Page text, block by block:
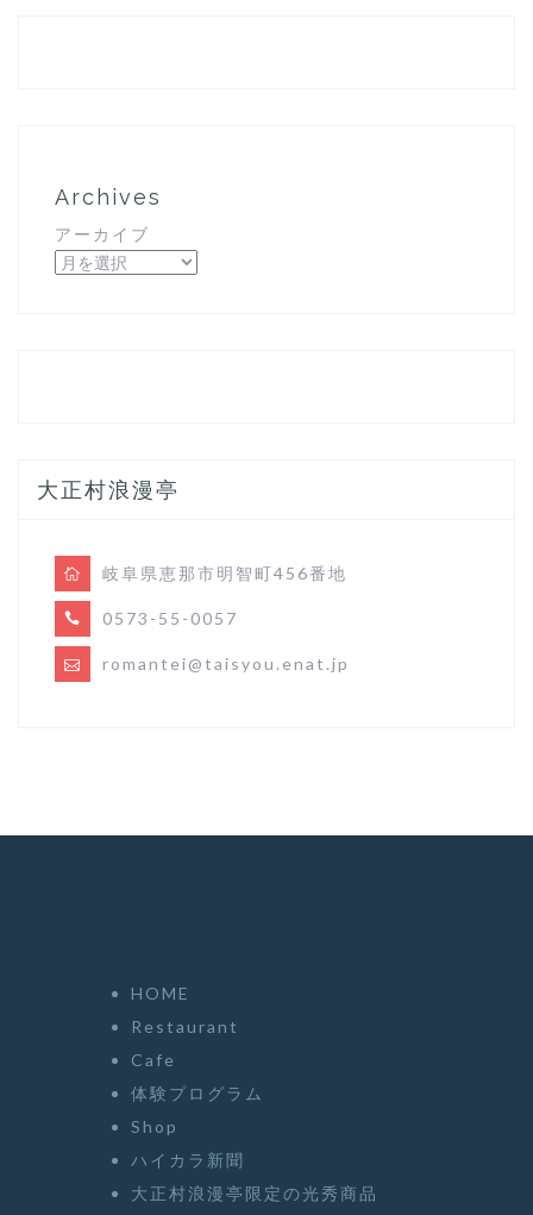
Archives
アーカイブ
大正村浪漫亭
岐阜県恵那市明智町456番地
0573-55-0057
romantei@taisyou.enat.jp
HOME
Restaurant
Cafe
体験プログラム
Shop
ハイカラ新聞
大正村浪漫亭限定の光秀商品